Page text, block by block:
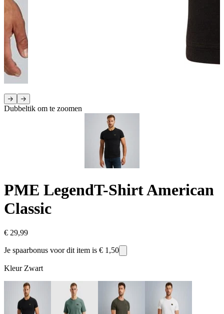
Dubbeltik om te zoomen
PME LegendT-Shirt American
Classic
€ 29,99
Je spaarbonus voor dit item is € 1,50
KleurZwart